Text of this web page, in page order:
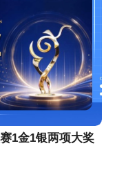
1金1银两项大奖